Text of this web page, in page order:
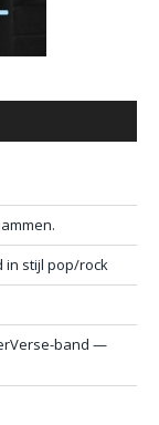
in stijl pop/rock
band —